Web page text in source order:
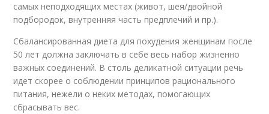
самых неподходящих местах (живот, шея/двойной
подбородок, внутренняя часть предплечий и пр.).
Сбалансированная диета для похудения женщинам после
50 лет должна заключать в себе весь набор жизненно
важных соединений. В столь деликатной ситуации речь
идет скорее о соблюдении принципов рационального
питания, нежели о неких методах, помогающих
сбрасывать вес.